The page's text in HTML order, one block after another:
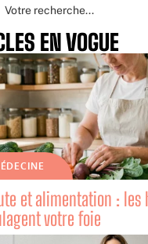
EN VOGUE
et alimentation :
votre foie